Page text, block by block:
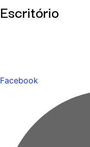
Escritório
Facebook